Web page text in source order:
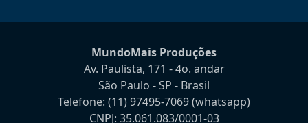
MundoMais Produções
Av. Paulista, 171 - 4o. andar
São Paulo - SP - Brasil
Telefone: (11) 97495-7069(whatsapp)
CNPJ: 35.061.083/0001-03